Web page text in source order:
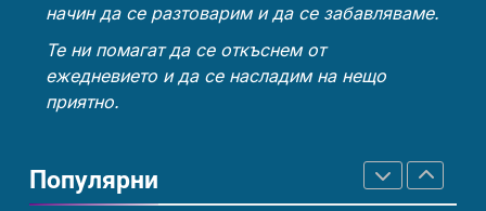
на баня
ИСТОРИЯ
начин да се разтоварим и да се забавляваме.
Те ни помагат да се откъснем от
ежедневието и да се насладим на нещо
приятно.
Популярни
невероятна сложност и
ИНТЕРЕСНО ИСТОРИЯ
свързани със смъртта